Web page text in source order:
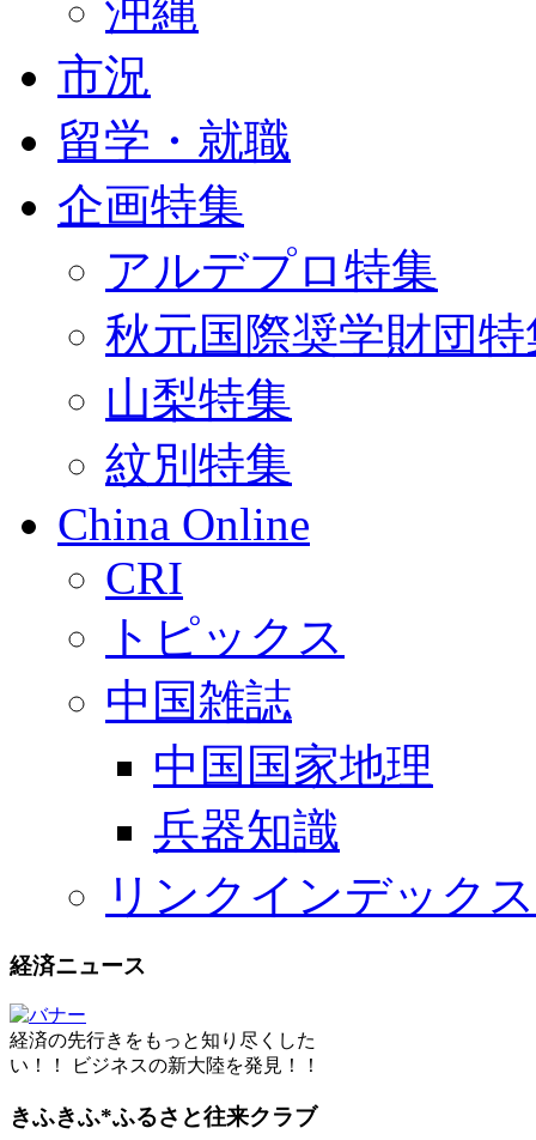
沖縄
市況
留学・就職
企画特集
アルデプロ特集
秋元国際奨学財団特
山梨特集
紋別特集
China Online
CRI
トピックス
中国雑誌
中国国家地理
兵器知識
リンクインデックス
経済ニュース
経済の先行きをもっと知り尽くした
い！！ ビジネスの新大陸を発見！！
きふきふ*ふるさと往来クラブ